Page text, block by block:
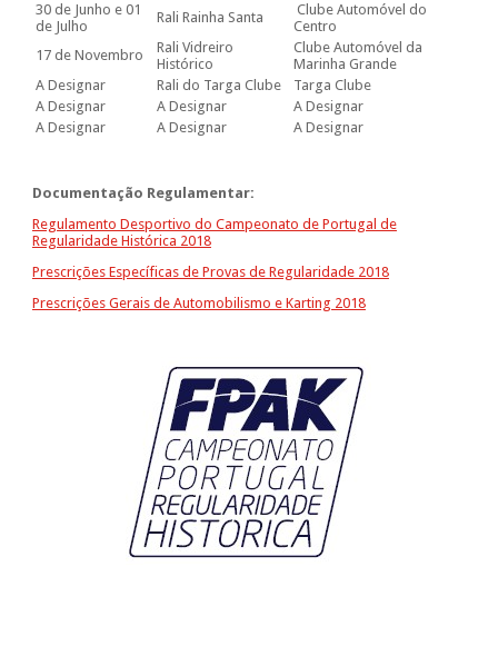
30 de Junho e 01
de Julho
Rali Rainha Santa
Clube Automóvel do
Centro
17 de Novembro
Rali Vidreiro
Histórico
Clube Automóvel da
Marinha Grande
A Designar
Rali do Targa Clube
Targa Clube
A Designar
A Designar
A Designar
A Designar
A Designar A Designar
Documentação Regulamentar:
Regulamento Desportivo do Campeonato de Portugal de
Regularidade Histórica 2018
Prescrições Específicas de Provas de Regularidade 2018
Prescrições Gerais de Automobilismo e Karting 2018